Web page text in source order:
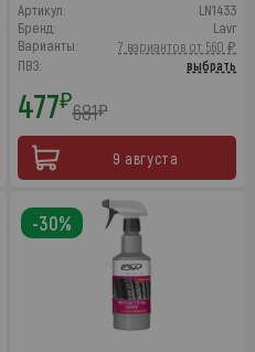
Артикул:
LN1433
Бренд:
Lavr
Варианты:
7 вариантов от 560 ₽
ПВЗ:
выбрать
477₽681₽
9 августа
-30%